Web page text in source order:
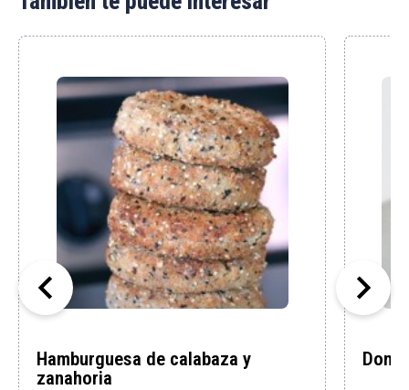
Hamburguesa de calabaza y
zanahoria
 